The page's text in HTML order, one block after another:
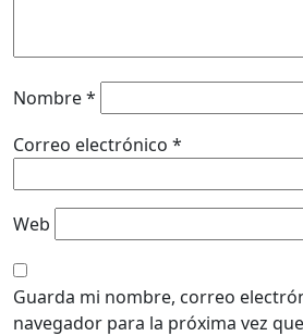
Nombre*
Correo electrónico *
Web
Guarda mi nombre, correo
navegador para la próxima vez